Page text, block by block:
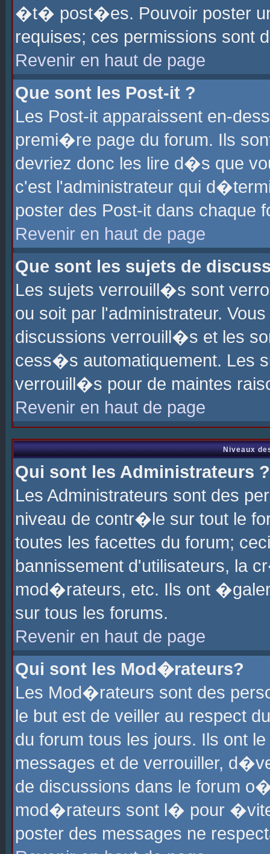
�t� post�es. Pouvoir poster
requises; ces permissions sont
Revenir en haut de page
Que sont les Post-it ?
Les Post-it apparaissent en-
premi�re page du forum. Ils
devriez donc les lire d�s que
c'est l'administrateur qui
poster des Post-it dans chaque
Revenir en haut de page
Que sont les sujets de
Les sujets verrouill�s sont
ou soit par l'administrateur.
discussions verrouill�s et les
cess�s automatiquement. Les
verrouill�s pour de maintes
Revenir en haut de page
Niveaux
Qui sont les Administrateurs ?
Les Administrateurs sont des
niveau de contr�le sur tout le
toutes les facettes du forum;
bannissement d'utilisateurs, la
mod�rateurs, etc. Ils ont
sur tous les forums.
Revenir en haut de page
Qui sont les Mod�rateurs?
Les Mod�rateurs sont des
le but est de veiller au respect
du forum tous les jours. Ils ont
messages et de verrouiller,
de discussions dans le forum
mod�rateurs sont l� pour
poster des messages ne